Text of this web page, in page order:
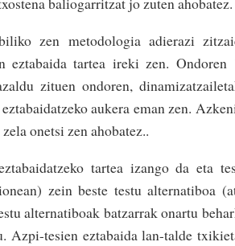
zen metodologia adierazi
eztabaida tartea ireki zen. Ondoren
zituen ondoren,
aukera eman zen.
onetsi zen ahobatez..
tartea izango da eta
zein beste testu alternatiboa
alternatiboak batzarrak onartu
Azpi-tesien eztabaida lan-talde